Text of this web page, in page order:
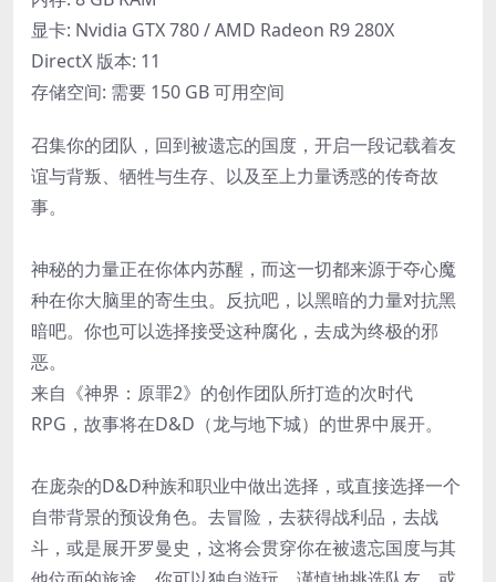
显卡: Nvidia GTX 780 / AMD Radeon R9 280X
DirectX 版本: 11
存储空间: 需要 150 GB 可用空间
召集你的团队，回到被遗忘的国度，开启一段记载着友
谊与背叛、牺牲与生存、以及至上力量诱惑的传奇故
事。
神秘的力量正在你体内苏醒，而这一切都来源于夺心魔
种在你大脑里的寄生虫。反抗吧，以黑暗的力量对抗黑
暗吧。你也可以选择接受这种腐化，去成为终极的邪
恶。
来自《神界：原罪2》的创作团队所打造的次时代
RPG，故事将在D&D（龙与地下城）的世界中展开。
在庞杂的D&D种族和职业中做出选择，或直接选择一个
自带背景的预设角色。去冒险，去获得战利品，去战
斗，或是展开罗曼史，这将会贯穿你在被遗忘国度与其